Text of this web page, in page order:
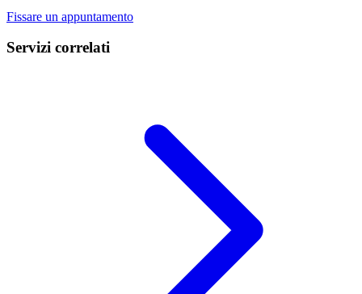
Fissare un appuntamento
Servizi correlati